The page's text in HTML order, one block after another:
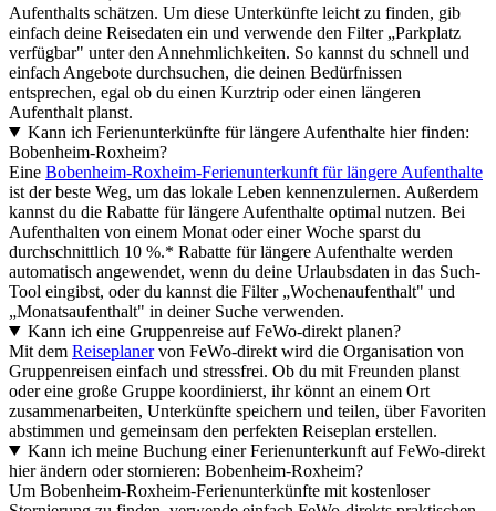
Aufenthalts schätzen. Um diese Unterkünfte leicht zu finden, gib
einfach deine Reisedaten ein und verwende den Filter „Parkplatz
verfügbar" unter den Annehmlichkeiten. So kannst du schnell und
einfach Angebote durchsuchen, die deinen Bedürfnissen
entsprechen, egal ob du einen Kurztrip oder einen längeren
Aufenthalt planst.
Kann ich Ferienunterkünfte für längere Aufenthalte hier finden:
Bobenheim-Roxheim?
Eine Bobenheim-Roxheim-Ferienunterkunft für längere Aufenthalte
ist der beste Weg, um das lokale Leben kennenzulernen. Außerdem
kannst du die Rabatte für längere Aufenthalte optimal nutzen. Bei
Aufenthalten von einem Monat oder einer Woche sparst du
durchschnittlich 10 %.* Rabatte für längere Aufenthalte werden
automatisch angewendet, wenn du deine Urlaubsdaten in das Such-
Tool eingibst, oder du kannst die Filter „Wochenaufenthalt" und
„Monatsaufenthalt" in deiner Suche verwenden.
Kann ich eine Gruppenreise auf FeWo-direkt planen?
Mit dem Reiseplanervon FeWo-direkt wird die Organisation von
Gruppenreisen einfach und stressfrei. Ob du mit Freunden planst
oder eine große Gruppe koordinierst, ihr könnt an einem Ort
zusammenarbeiten, Unterkünfte speichern und teilen, über Favoriten
abstimmen und gemeinsam den perfekten Reiseplan erstellen.
Kann ich meine Buchung einer Ferienunterkunft auf FeWo-direkt
hier ändern oder stornieren: Bobenheim-Roxheim?
Um Bobenheim-Roxheim-Ferienunterkünfte mit kostenloser